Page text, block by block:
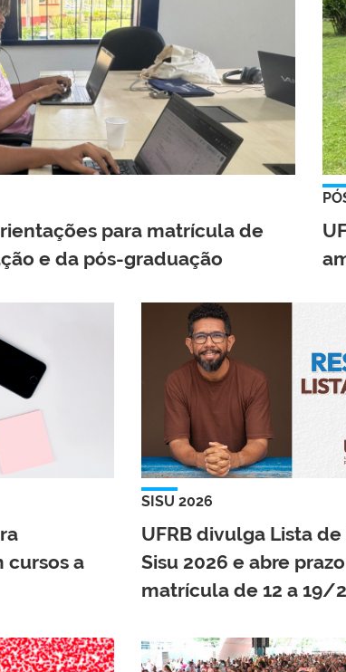
para matrícula de
e da pós-graduação
cursos a
SISU 2026
UFRB divulga Lista
Sisu 2026 e abre
matrícula de 12 a 19/2